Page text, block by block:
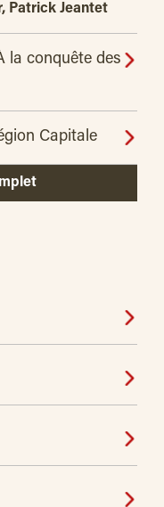
Patrick Jeantet
la conquête des
Capitale